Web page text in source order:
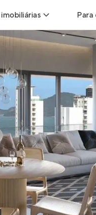
imobiliárias
para Imobiliárias
de imobiliárias
imóveis